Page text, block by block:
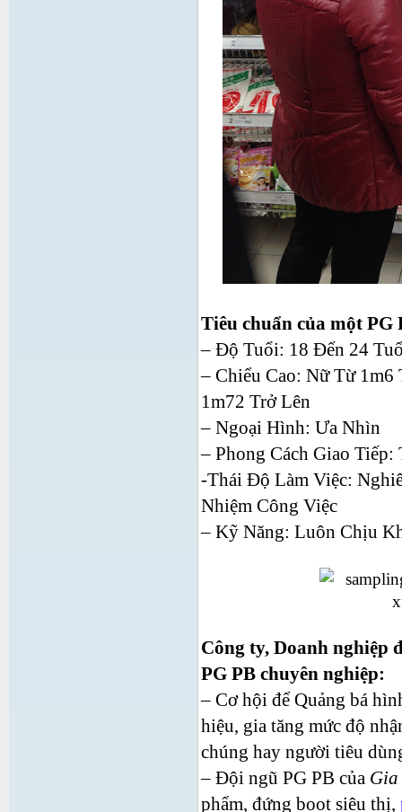
Tiêu chuẩn của một PG
– Độ Tuổi: 18 Đến 24
– Chiểu Cao: Nữ Từ
1m72 Trở Lên
– Ngoại Hình: Ưa Nhìn
– Phong Cách Giao
-Thái Độ Làm Việc:
Nhiệm Công Việc
– Kỹ Năng: Luôn Chịu
Công ty, Doanh nghiệp
PG PB chuyên nghiệp:
– Cơ hội để Quảng bá
hiệu, gia tăng mức độ
chúng hay người tiêu
– Đội ngũ PG PB của
phẩm, đứng boot siêu thị,